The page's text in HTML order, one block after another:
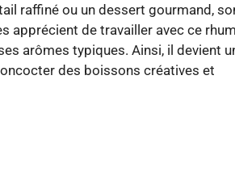
raffiné ou un dessert gourmand,
apprécient de travailler avec ce
arômes typiques. Ainsi, il devient
des boissons créatives et